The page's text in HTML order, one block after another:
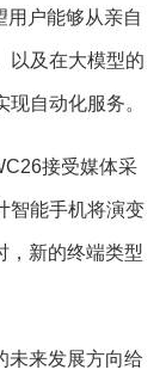
用户能够从亲自
以及在大模型的
自动化服务。
接受媒体采
智能手机将演变
，新的终端类型
未来发展方向给